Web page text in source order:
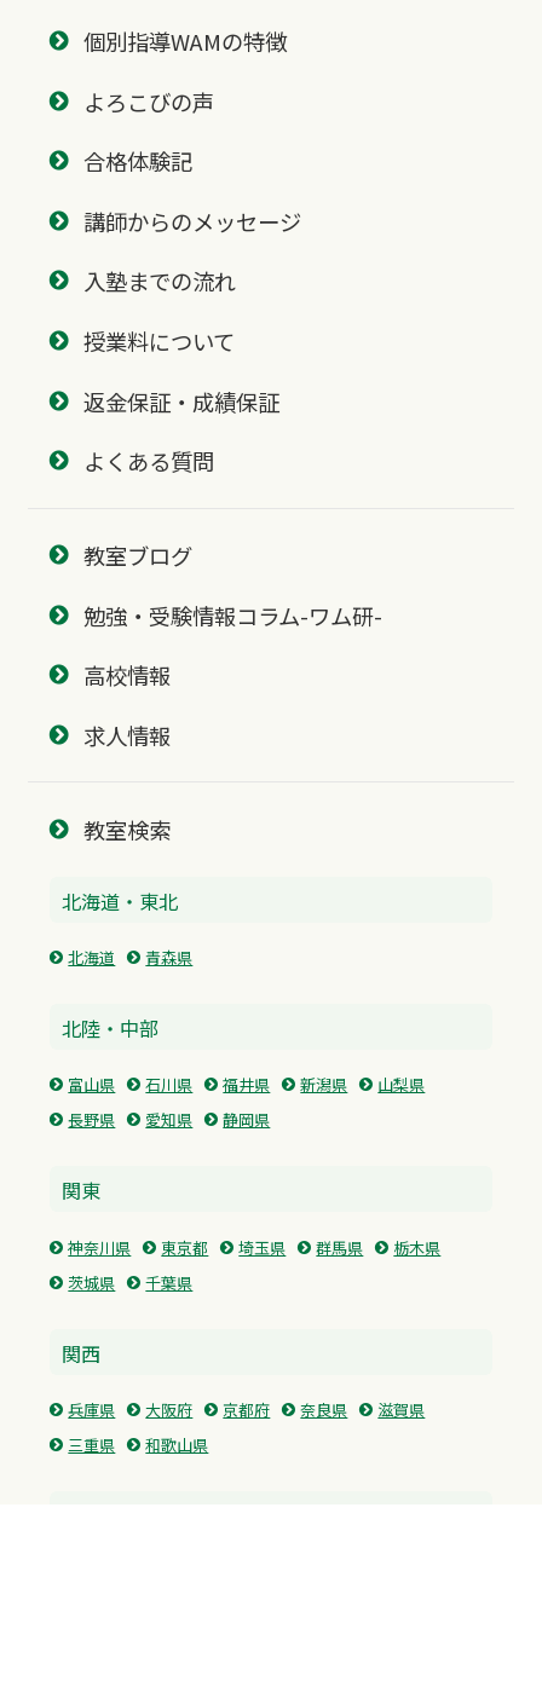
個別指導WAMの特徴
よろこびの声
合格体験記
講師からのメッセージ
入塾までの流れ
授業料について
返金保証・成績保証
よくある質問
教室ブログ
勉強・受験情報コラム-ワム研-
高校情報
求人情報
教室検索
北海道・東北
北海道 青森県
北陸・中部
富山県 石川県 福井県 新潟県
山梨県
長野県
愛知県 静岡県
関東
神奈川県 東京都 埼玉県 群馬県
栃木県
茨城県
千葉県
関西
兵庫県 大阪府 京都府 奈良県
滋賀県
三重県
和歌山県